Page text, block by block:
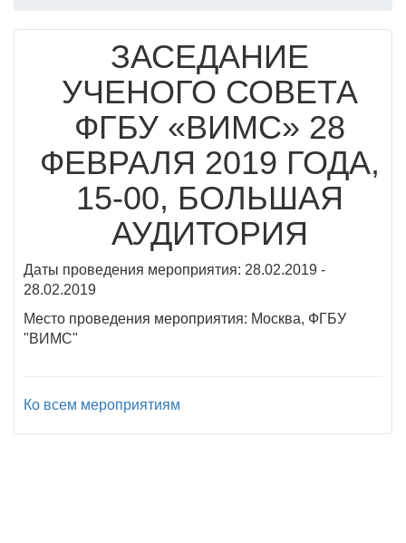
ЗАСЕДАНИЕ
УЧЕНОГО СОВЕТА
ФГБУ «ВИМС» 28
ФЕВРАЛЯ 2019 ГОДА,
15-00, БОЛЬШАЯ
АУДИТОРИЯ
Даты проведения мероприятия: 28.02.2019 -
28.02.2019
Место проведения мероприятия: Москва, ФГБУ
"ВИМС"
Ко всем мероприятиям